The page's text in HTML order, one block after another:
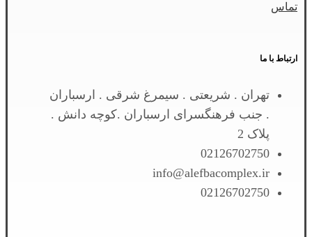
تماس
ارتباط با ما
تهران . شریعتی . سیمرغ شرقی . ارسباران
. جنب فرهنگسرای ارسباران .کوچه دانش .
پلاک 2
02126702750
info@alefbacomplex.ir
02126702750